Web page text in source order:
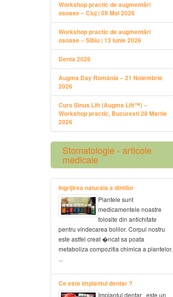
Workshop practic de augmentări
osoase – Cluj | 09 Mai 2026
Workshop practic de augmentări
osoase – Sibiu | 13 Iunie 2026
Denta 2026
Augma Day România – 21 Noiembrie
2026
Curs Sinus Lift (Augma Lift™) –
Workshop practic, Bucuresti 28 Martie
2026
Stomatologie - articole
medicale
Ingrijirea naturala a dintilor
Plantele sunt
medicamentele noastre
folosite din antichitate
pentru vindecarea bolilor. Corpul nostru
este astfel creat �ncat sa poata
metaboliza compozitia chimica a plantelor.
...
Ce este implantul dentar ?
Implantul dentar , este un